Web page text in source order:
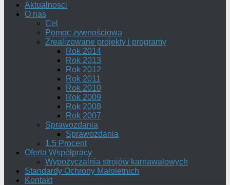
Aktualnosci
O nas
Cel
Pomoc żywnościowa
Zrealizowane projekty i programy
Rok 2014
Rok 2013
Rok 2012
Rok 2011
Rok 2010
Rok 2009
Rok 2008
Rok 2007
Sprawozdania
Sprawozdania
1.5 Procent
Oferta Współpracy
Wypożyczalnia strojów karnawałowych
Standardy Ochrony Małoletnich
Kontakt